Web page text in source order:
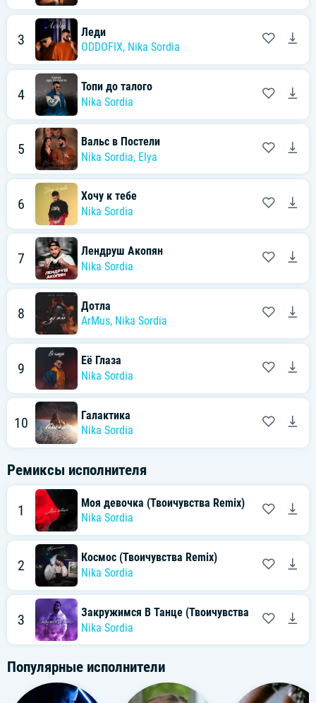
3
Леди
ODDOFIX, Nika Sordia
4
Топи до талого
Nika Sordia
5
Вальс в Постели
Nika Sordia, Elya
6
Хочу к тебе
Nika Sordia
7
Лендруш Акопян
Nika Sordia
8
Дотла
ArMus, Nika Sordia
9
Её Глаза
Nika Sordia
10
Галактика
Nika Sordia
Ремиксы исполнителя
1
Моя девочка (Твоичувства Remix)
Nika Sordia
2
Космос (Твоичувства Remix)
Nika Sordia
3
Закружимся В Танце (Твоичувства Remix)
Nika Sordia
Популярные исполнители